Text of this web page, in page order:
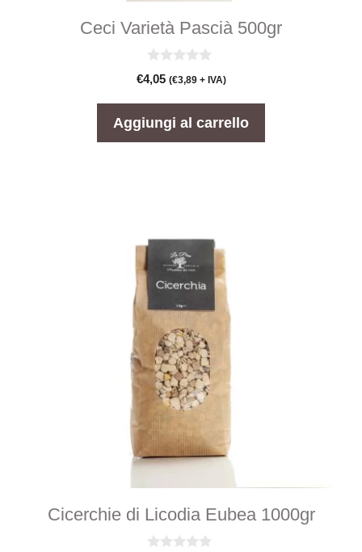
Ceci Varietà Pascià 500gr
0
s
€4,05 (€3,89+ IVA)
Aggiungi al carrello
Cicerchie di Licodia Eubea 1000gr